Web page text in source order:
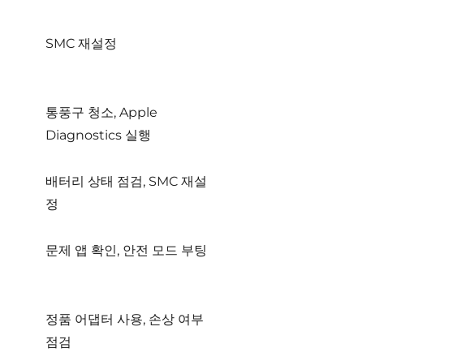
SMC 재설정
통풍구 청소, Apple
Diagnostics 실행
배터리 상태 점검, SMC 재설
정
문제 앱 확인, 안전 모드 부팅
정품 어댑터 사용, 손상 여부
점검